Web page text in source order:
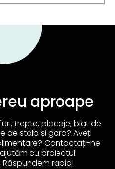
aproape
trepte, placaje, blat de
de stâlp și gard? Aveți
Contactați-ne
cu proiectul
rapid!